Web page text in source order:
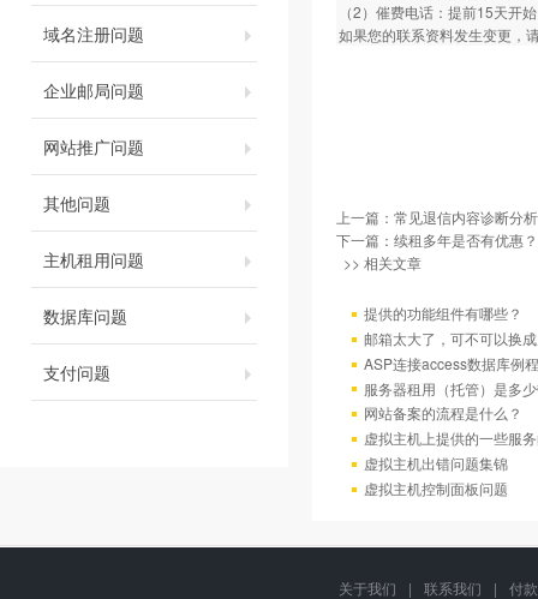
域名注册问题
企业邮局问题
网站推广问题
其他问题
主机租用问题
数据库问题
支付问题
（2）催费电话：提前15天开
如果您的联系资料发生变更，
上一篇： 常见退信内容诊断分
下一篇： 续租多年是否有优惠？
>> 相关文章
提供的功能组件有哪些？
邮箱太大了，可不可以换
ASP连接access数据库例程
服务器租用（托管）是多
网站备案的流程是什么？
虚拟主机上提供的一些服
虚拟主机出错问题集锦
虚拟主机控制面板问题
关于我们 | 联系我们 |
付